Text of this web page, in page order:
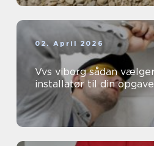
02. April 2026
Vvs viborg sådan vælger du den rette
installatør til din opgave